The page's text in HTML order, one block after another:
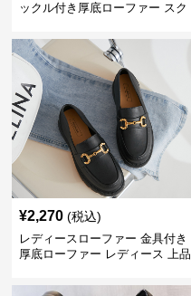
ックル付き厚底ローファー スク
¥2,270 (税込)
レディースローファー 金具付き
厚底ローファー レディース 上品